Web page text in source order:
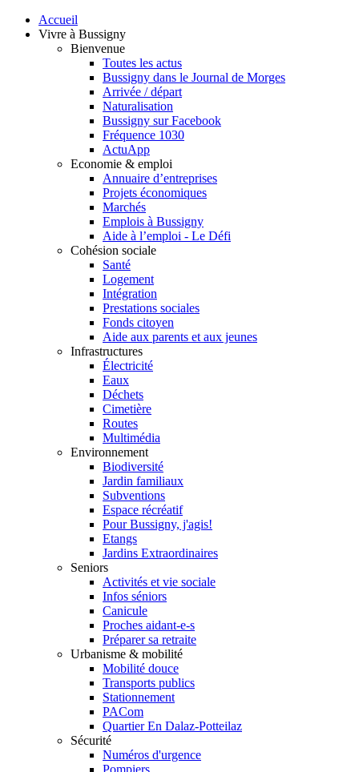
Accueil
Vivre à Bussigny
Bienvenue
Toutes les actus
Bussigny dans le Journal de Morges
Arrivée / départ
Naturalisation
Bussigny sur Facebook
Fréquence 1030
ActuApp
Economie & emploi
Annuaire d’entreprises
Projets économiques
Marchés
Emplois à Bussigny
Aide à l’emploi - Le Défi
Cohésion sociale
Santé
Logement
Intégration
Prestations sociales
Fonds citoyen
Aide aux parents et aux jeunes
Infrastructures
Électricité
Eaux
Déchets
Cimetière
Routes
Multimédia
Environnement
Biodiversité
Jardin familiaux
Subventions
Espace récréatif
Pour Bussigny, j'agis!
Etangs
Jardins Extraordinaires
Seniors
Activités et vie sociale
Infos séniors
Canicule
Proches aidant-e-s
Préparer sa retraite
Urbanisme & mobilité
Mobilité douce
Transports publics
Stationnement
PACom
Quartier En Dalaz-Potteilaz
Sécurité
Numéros d'urgence
Pompiers